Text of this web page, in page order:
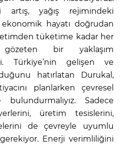
artış, yağış rejimindeki
hayatı doğrudan
tüketime kadar her
bir yaklaşım
Türkiye’nin gelişen ve
hatırlatan Durukal,
planlarken çevresel
Sadece
üretim tesislerini,
de çevreyle uyumlu
Enerji verimliliğini